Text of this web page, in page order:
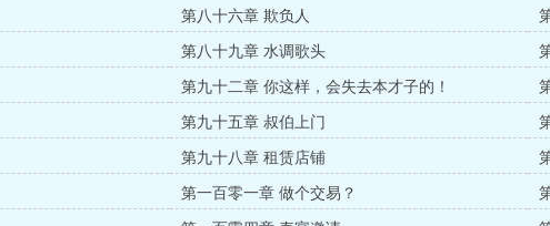
第八十六章 欺负人
第八十九章 水调歌头
第九十二章 你这样，会失去本才子的！
第九十五章 叔伯上门
第九十八章 租赁店铺
第一百零一章 做个交易？